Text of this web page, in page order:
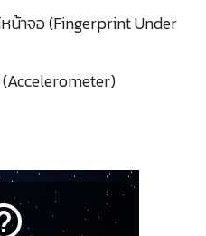
น้าจอ (Fingerprint Under